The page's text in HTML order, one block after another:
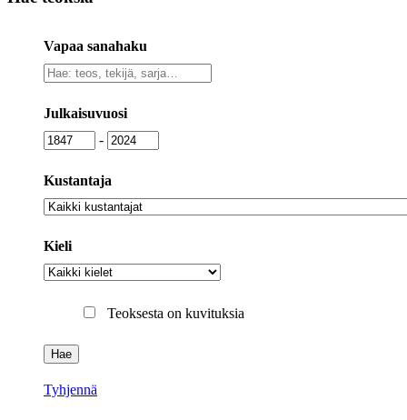
Vapaa sanahaku
Vapaa
sanahaku
Julkaisuvuosi
Julkaisuvuosi
- Julkaisuvuosi
Kustantaja
Kustantaja
Kieli
Kieli
Teoksesta on kuvituksia
Tyhjennä